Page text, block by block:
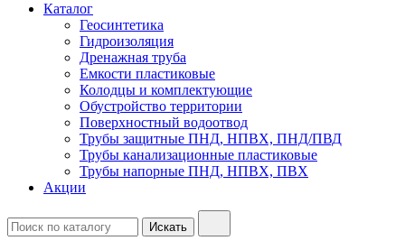
Каталог
Геосинтетика
Гидроизоляция
Дренажная труба
Емкости пластиковые
Колодцы и комплектующие
Обустройство территории
Поверхностный водоотвод
Трубы защитные ПНД, НПВХ, ПНД/ПВД
Трубы канализационные пластиковые
Трубы напорные ПНД, НПВХ, ПВХ
Акции